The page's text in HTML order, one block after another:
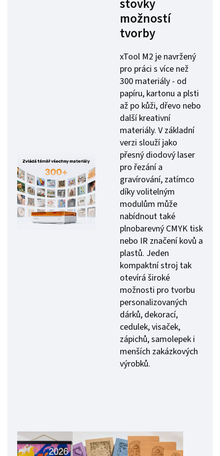
stovky
možností
tvorby
xTool M2 je navržený
pro práci s více než
300 materiály - od
papíru, kartonu a plsti
až po kůži, dřevo nebo
další kreativní
materiály. V základní
verzi slouží jako
přesný diodový laser
pro řezání a
gravírování, zatímco
díky volitelným
modulům může
nabídnout také
plnobarevný CMYK tisk
nebo IR značení kovů a
plastů. Jeden
kompaktní stroj tak
otevírá široké
možnosti pro tvorbu
personalizovaných
dárků, dekorací,
cedulek, visaček,
zápichů, samolepek i
menších zakázkových
výrobků.